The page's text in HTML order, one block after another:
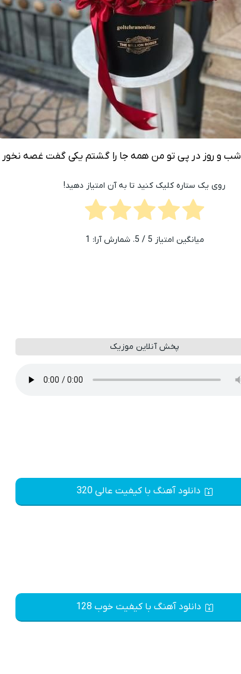
شب و روز در پی تو من همه جا را گشتم یکی گفت غصه نخور
روی یک ستاره کلیک کنید تا به آن امتیاز دهید!
میانگین امتیاز 5 / 5. شمارش آرا: 1
پخش آنلاین موزیک
دانلود آهنگ با کیفیت عالی 320
دانلود آهنگ با کیفیت خوب 128